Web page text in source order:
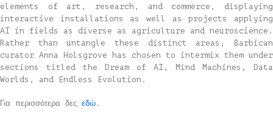
elements of art, research, and commerce, displaying
interactive installations as well as projects applying
AI in fields as diverse as agriculture and neuroscience.
Rather than untangle these distinct areas, Barbican
curator Anna Holsgrove has chosen to intermix them under
sections titled the Dream of AI, Mind Machines, Data
Worlds, and Endless Evolution.
Για περισσότερα δες εδώ .